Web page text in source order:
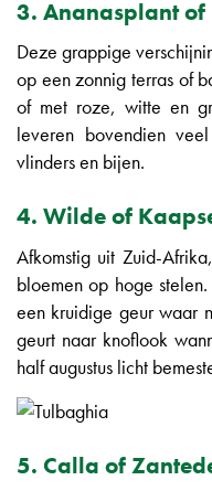
3. Ananasplant of
Deze grappige
op een zonnig terras of
of met roze, witte en
leveren bovendien
vlinders en bijen.
4. Wilde of
Afkomstig uit Zuid-
bloemen op hoge
een kruidige geur waar
geurt naar knoflook
half augustus licht
5. Calla of